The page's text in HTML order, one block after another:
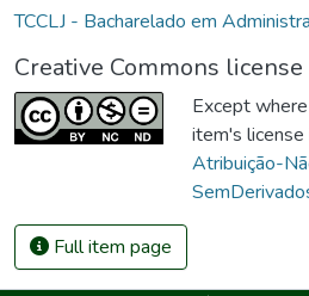
TCCLJ - Bacharelado em
Creative Commons license
Except
item's
Atribuição-
Full item page